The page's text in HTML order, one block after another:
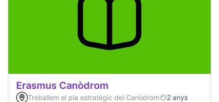
Erasmus Canòdrom
Treballem el pla estratègic del Canòdrom
2 anys